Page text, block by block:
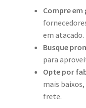
Compre
em atacado.
Busque
para
Opte por
mais
frete.